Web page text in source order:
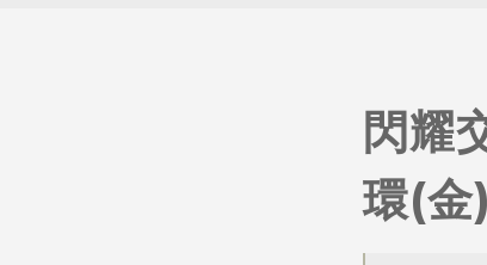
閃耀
環(金)